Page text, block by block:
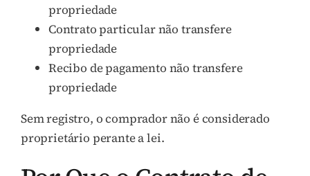
propriedade
Contrato particular não transfere
propriedade
Recibo de pagamento não transfere
propriedade
Sem registro, o comprador não é considerado
proprietário perante a lei.